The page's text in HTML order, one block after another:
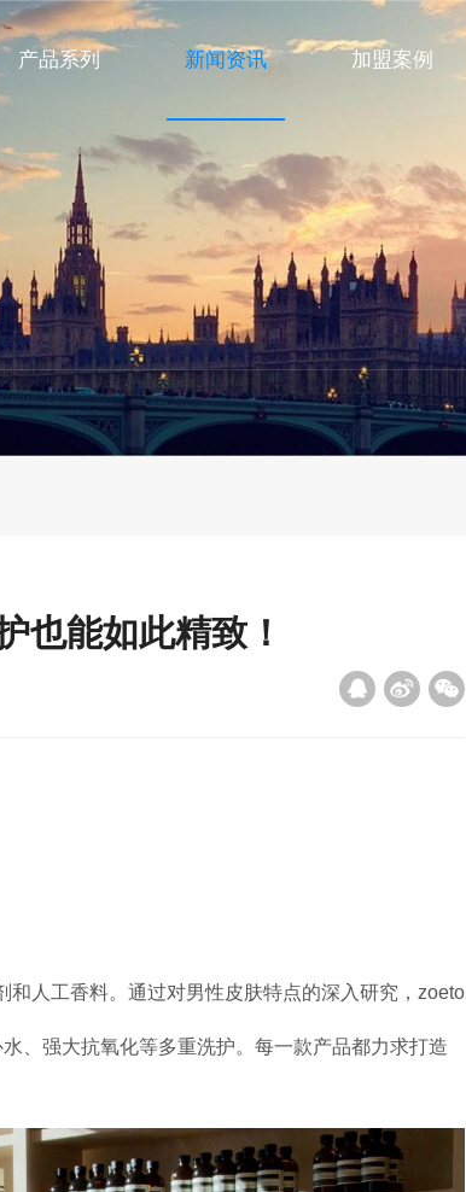
产品系列 新闻资讯 加盟案例
也能如此精致！
人工香料。通过对男性皮肤特点的深入研究，zoeto
、强大抗氧化等多重洗护。每一款产品都力求打造